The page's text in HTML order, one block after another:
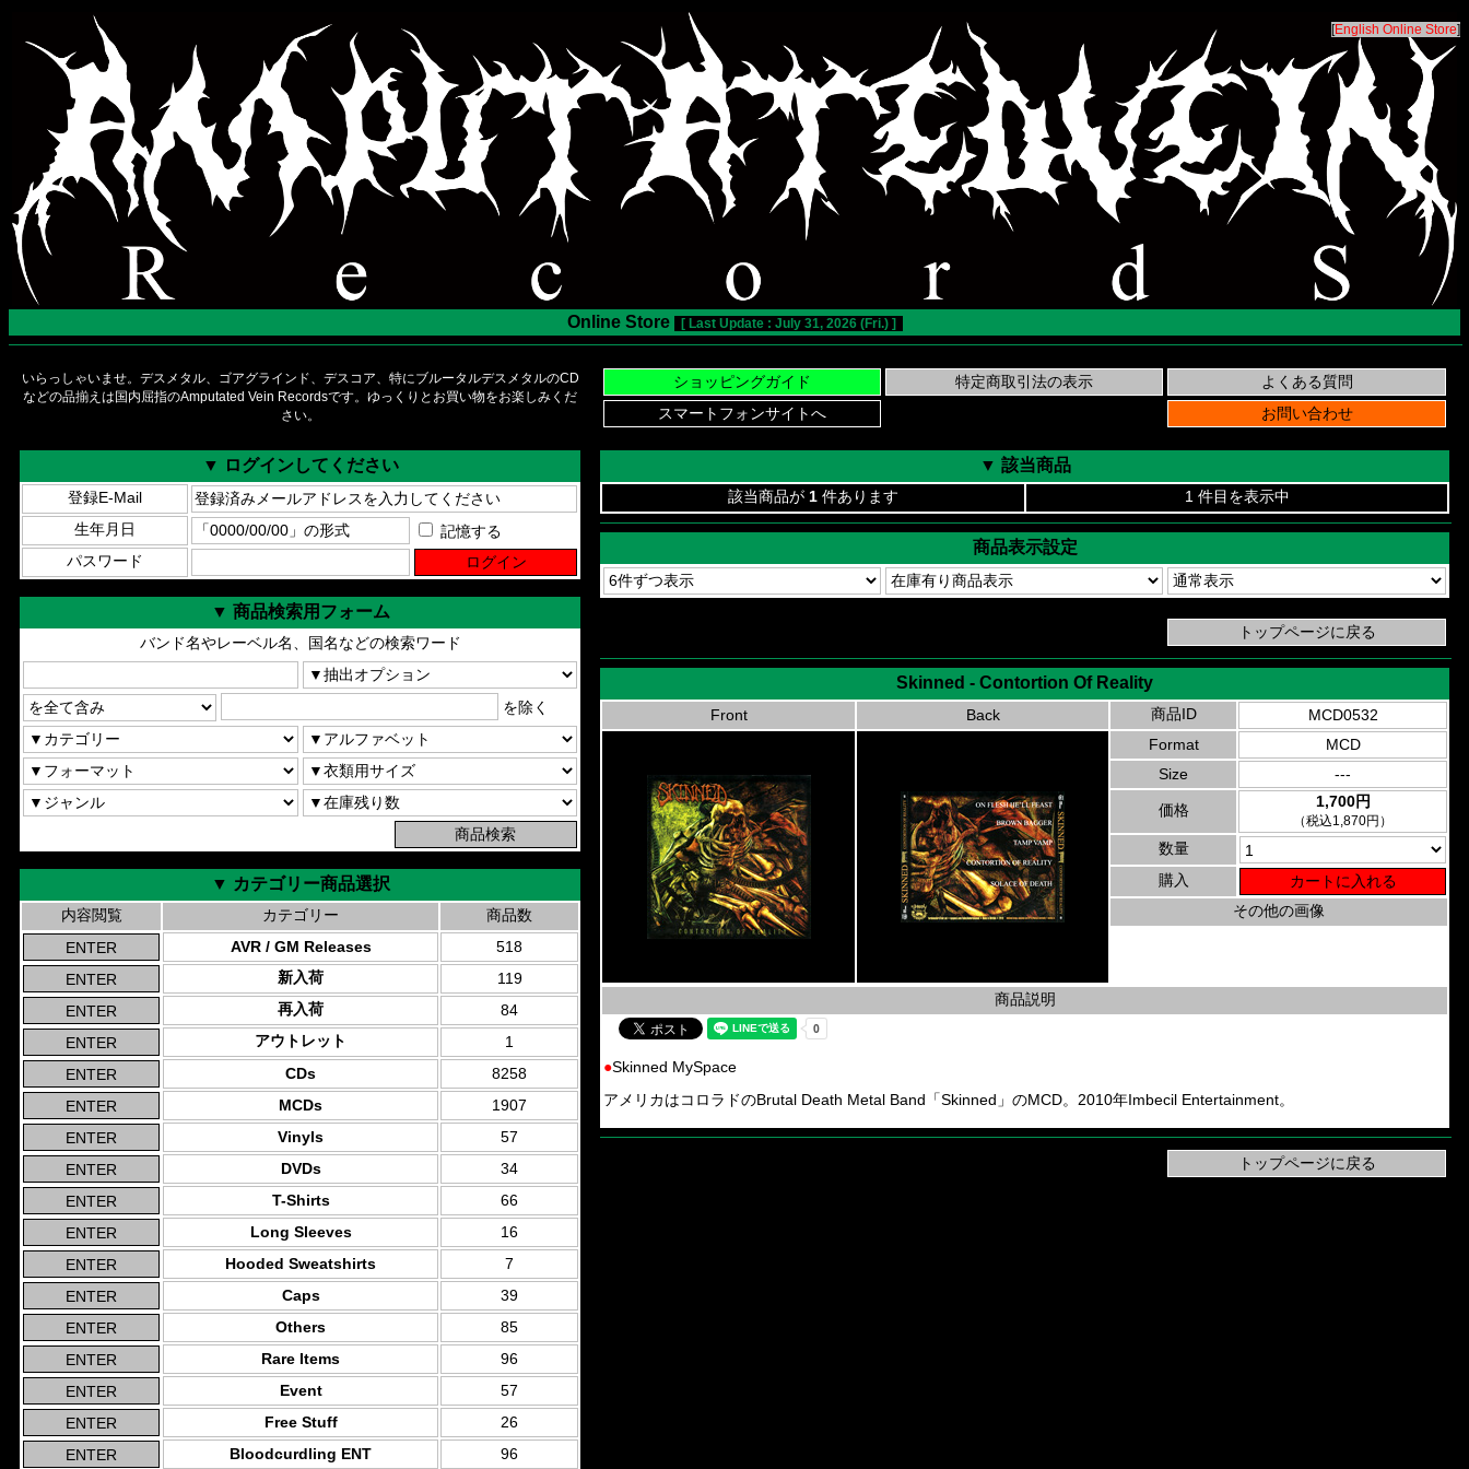
[English Online Store]
Online Store [ Last Update : July 31, 2026 (Fri.) ]
いらっしゃいませ。デスメタル、ゴアグラインド、デスコア、特にブルータルデスメタルのCD
などの品揃えは国内屈指のAmputated Vein Recordsです。ゆっくりとお買い物をお楽しみくだ
さい。
▼ ログインしてください
登録E-Mail
生年月日
記憶する
パスワード
▼ 商品検索用フォーム
バンド名やレーベル名、国名などの検索ワード
を除く
▼ カテゴリー商品選択
内容閲覧 カテゴリー
商品数
AVR / GM Releases
518
新入荷
119
再入荷
84
アウトレット
1
CDs
8258
MCDs
1907
Vinyls
57
DVDs
34
T-Shirts
66
Long Sleeves
16
Hooded Sweatshirts
7
Caps
39
Others
85
Rare Items
96
Event
57
Free Stuff
26
Bloodcurdling ENT
96
▼ 該当商品
該当商品が 1 件あります 1 件目を表示中
商品表示設定
Skinned - Contortion Of Reality
Front Back 商品ID
MCD0532
Format
MCD
Size
---
価格 1,700円
（税込1,870円）
数量
購入
その他の画像
商品説明
●Skinned MySpace
アメリカはコロラドのBrutal Death Metal Band「Skinned」のMCD。2010年Imbecil Entertainment。